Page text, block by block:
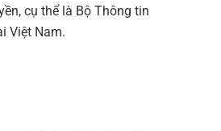
cụ thể là Bộ Thông tin
Việt Nam.